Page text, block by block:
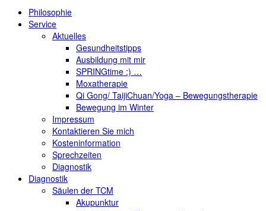
Philosophie
Service
Aktuelles
Gesundheitstipps
Ausbildung mit mir
SPRINGtime :) …
Moxatherapie
Qi Gong/ TaijiChuan/Yoga – Bewegungstherapie
Bewegung im Winter
Impressum
Kontaktieren Sie mich
Kosteninformation
Sprechzeiten
Diagnostik
Diagnostik
Säulen der TCM
Akupunktur